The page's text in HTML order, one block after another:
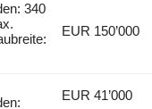
340
EUR 150’000
EUR 41’000